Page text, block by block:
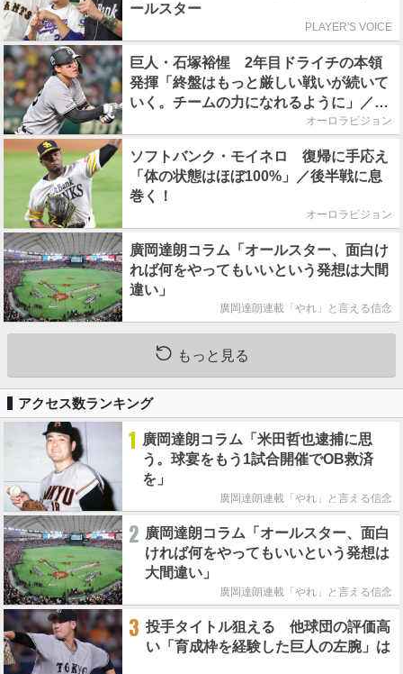
ールスター
PLAYER'S VOICE
巨人・石塚裕惺 2年目ドライチの本領
発揮「終盤はもっと厳しい戦いが続いて
いく。チームの力になれるように」／後
オーロラビジョン
ソフトバンク・モイネロ 復帰に手応え
「体の状態はほぼ100%」／後半戦に息
巻く！
オーロラビジョン
廣岡達朗コラム「オールスター、面白け
れば何をやってもいいという発想は大間
違い」
廣岡達朗連載「やれ」と言える信念
もっと見る
アクセス数ランキング
1 廣岡達朗コラム「米田哲也逮捕に思
う。球宴をもう1試合開催でOB救済
を」
廣岡達朗連載「やれ」と言える信念
2 廣岡達朗コラム「オールスター、面白
ければ何をやってもいいという発想は
大間違い」
廣岡達朗連載「やれ」と言える信念
3 投手タイトル狙える 他球団の評価高
い「育成枠を経験した巨人の左腕」は